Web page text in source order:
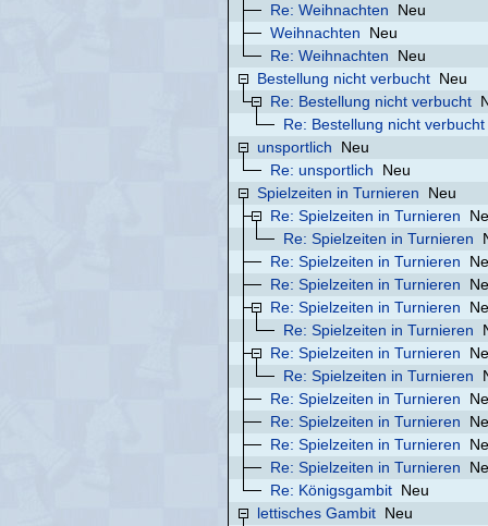
Re: Weihnachten
Neu
Weihnachten
Neu
Re: Weihnachten
Neu
Bestellung nicht verbucht Neu
Re: Bestellung nicht verbucht
Re: Bestellung nicht verbucht
unsportlich
Neu
Re: unsportlich
Neu
Spielzeiten in Turnieren
Neu
Re: Spielzeiten in Turnieren
Re: Spielzeiten in Turnieren
Re: Spielzeiten in Turnieren
Re: Spielzeiten in Turnieren
Re: Spielzeiten in Turnieren
Re: Spielzeiten in Turnieren
Re: Spielzeiten in Turnieren
Re: Spielzeiten in Turnieren
Re: Spielzeiten in Turnieren
Re: Spielzeiten in Turnieren
Re: Spielzeiten in Turnieren
Re: Spielzeiten in Turnieren
Re: Königsgambit Neu
lettisches Gambit Neu